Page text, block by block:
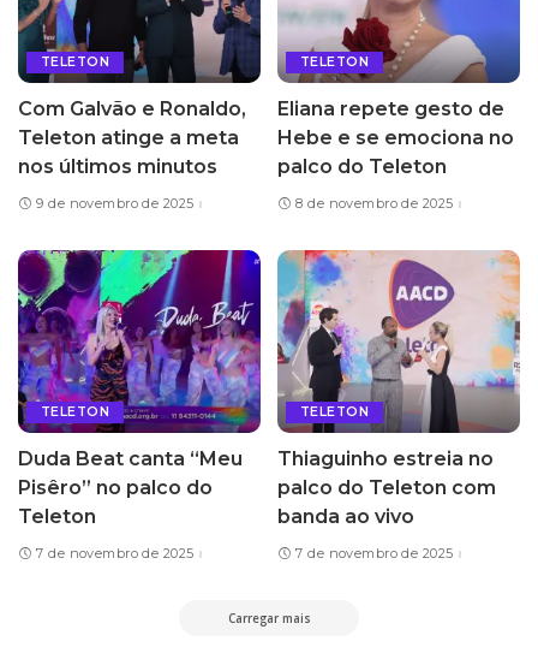
TELETON
Com Galvão e Ronaldo,
Teleton atinge a meta
nos últimos minutos
9 de novembro de 2025
TELETON
Eliana repete gesto de
Hebe e se emociona no
palco do Teleton
8 de novembro de 2025
TELETON
Duda Beat canta “Meu
Pisêro” no palco do
Teleton
7 de novembro de 2025
TELETON
Thiaguinho estreia no
palco do Teleton com
banda ao vivo
7 de novembro de 2025
Carregar mais